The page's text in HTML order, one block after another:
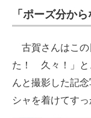
「ポーズ分か
古賀さんはこの
た！ 久々！」と
んと撮影した記
シャを着けてす